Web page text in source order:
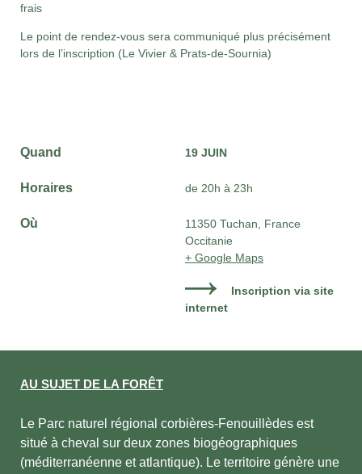
frais
Le point de rendez-vous sera communiqué plus précisément
lors de l’inscription (Le Vivier & Prats-de-Sournia)
Quand 19 JUIN
Horaires de 20h à 23h
Où
11350 Tuchan, France
Occitanie
+ Google Maps
Inscription via site
internet
AU SUJET DE LA FORÊT
Le Parc naturel régional corbières-Fenouillèdes est
situé à cheval sur deux zones biogéographiques
(méditerranéenne et atlantique). Le territoire génère une